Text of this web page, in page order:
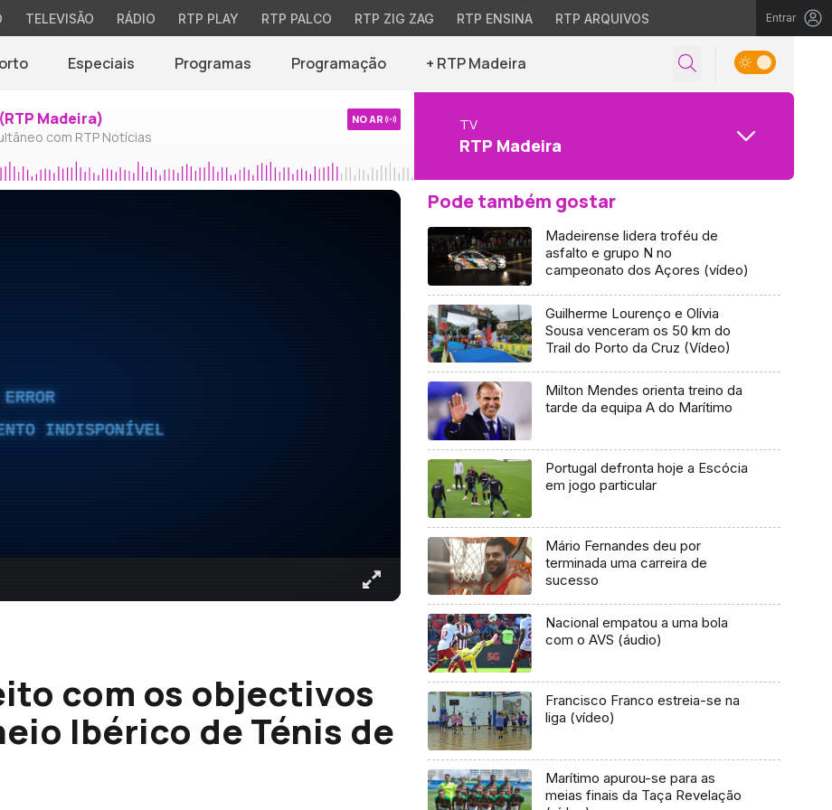
TELEVISÃO RÁDIO RTP PLAY RTP PALCO RTP ZIG ZAG RTP ENSINA RTP ARQUIVOS Entrar
Especiais Programas Programação + RTP Madeira
Madeira)
com RTP Notícias
NO AR TV
RTP Madeira
INDISPONÍVEL
com os objectivos
Ibérico de Ténis de
Pode também gostar
Madeirense lidera troféu de
asfalto e grupo N no
campeonato dos Açores (vídeo)
Guilherme Lourenço e Olívia
Sousa venceram os 50 km do
Trail do Porto da Cruz (Vídeo)
Milton Mendes orienta treino da
tarde da equipa A do Marítimo
Portugal defronta hoje a Escócia
em jogo particular
Mário Fernandes deu por
terminada uma carreira de
sucesso
Nacional empatou a uma bola
com o AVS (áudio)
Francisco Franco estreia-se na
liga (vídeo)
Marítimo apurou-se para as
meias finais da Taça Revelação